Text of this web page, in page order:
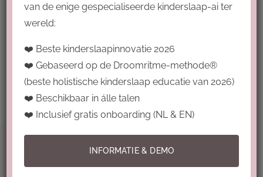
Introductie Droomritmecoach Pro
Voorwaarden
van de enige gespecialiseerde kinderslaap-ai ter
wereld:
❤️ Beste kinderslaapinnovatie 2026
❤️ Gebaseerd op de Droomritme-methode®
(beste holistische kinderslaap educatie van 2026)
❤️ Beschikbaar in álle talen
❤️ Inclusief gratis onboarding (NL & EN)
INFORMATIE & DEMO